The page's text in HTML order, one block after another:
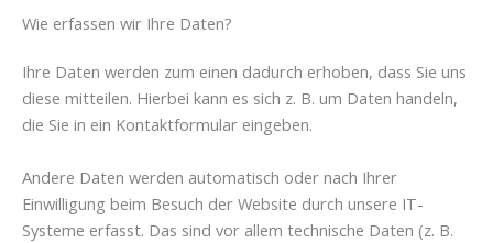
Wie erfassen wir Ihre Daten?
Ihre Daten werden zum einen dadurch erhoben, dass Sie uns
diese mitteilen. Hierbei kann es sich z. B. um Daten handeln,
die Sie in ein Kontaktformular eingeben.
Andere Daten werden automatisch oder nach Ihrer
Einwilligung beim Besuch der Website durch unsere IT-
Systeme erfasst. Das sind vor allem technische Daten (z. B.